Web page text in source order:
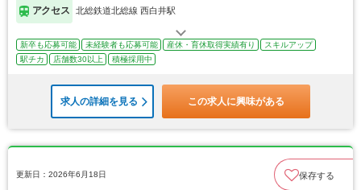
アクセス 北総鉄道北総線 西白井駅
新卒も応募可能 未経験者も応募可能 産休・育休取得実績有り
スキルアップ
駅チカ
店舗数30以上 積極採用中
求人の詳細を見る この求人に興味がある
更新日：2026年6月18日 保存する